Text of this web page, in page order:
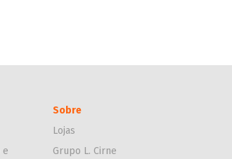
e
Sobre
Lojas
Grupo L. Cirne